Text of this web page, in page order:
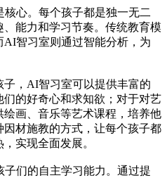
心。每个孩子都是独一无二
能力和学习节奏。传统教育模
智习室则通过智能分析，为
，AI智习室可以提供丰富的
的好奇心和求知欲；对于对艺
画、音乐等艺术课程，培养他
材施教的方式，让每个孩子都
实现全面发展。
们的自主学习能力。通过提